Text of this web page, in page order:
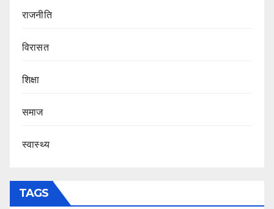
राजनीति
‍‍विरासत
शिक्षा
समाज
स्वास्थ्य
TAGS